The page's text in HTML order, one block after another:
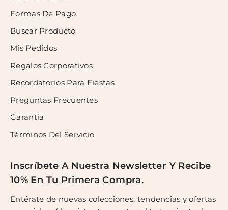
Formas De Pago
Buscar Producto
Mis Pedidos
Regalos Corporativos
Recordatorios Para Fiestas
Preguntas Frecuentes
Garantía
Términos Del Servicio
Inscríbete A Nuestra Newsletter Y Recibe
10% En Tu Primera Compra.
Entérate de nuevas colecciones, tendencias y ofertas